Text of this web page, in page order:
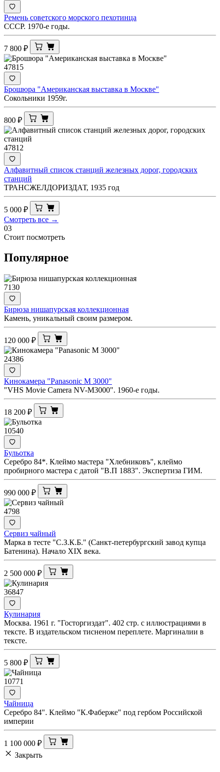
Ремень советского морского пехотинца
СССР. 1970-е годы.
7 800 ₽
47815
Брошюра "Американская выставка в Москве"
Сокольники 1959г.
800 ₽
47812
Алфавитный список станций железных дорог, городских
станций
ТРАНСЖЕЛДОРИЗДАТ, 1935 год
5 000 ₽
Смотреть все →
03
Стоит посмотреть
Популярное
7130
Бирюза нишапурская коллекционная
Камень, уникальный своим размером.
120 000 ₽
24386
Кинокамера "Panasonic M 3000"
"VHS Movie Camera NV-M3000". 1960-е годы.
18 200 ₽
10540
Бульотка
Серебро 84*. Клеймо мастера "Хлебниковъ", клеймо
пробирного мастера с датой "В.П 1883". Экспертиза ГИМ.
990 000 ₽
4798
Сервиз чайный
Марка в тесте "С.З.К.Б." (Санкт-петербургский завод купца
Батенина). Начало XIX века.
2 500 000 ₽
36847
Кулинария
Москва. 1961 г. "Госторгиздат". 402 стр. с иллюстрациями в
тексте. В издательском тисненом переплете. Маргиналии в
тексте.
5 800 ₽
10771
Чайница
Серебро 84". Клеймо "К.Фаберже" под гербом Российской
империи
1 100 000 ₽
Закрыть